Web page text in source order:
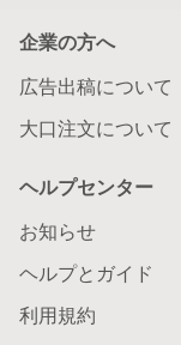
企業の方へ
広告出稿について
大口注文について
ヘルプセンター
お知らせ
ヘルプとガイド
利用規約